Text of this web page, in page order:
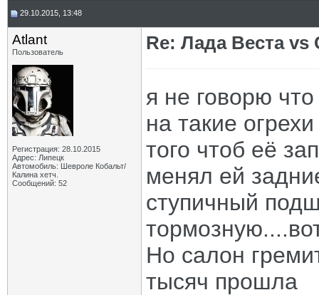
29.10.2015, 13:48
Atlant
Пользователь
Регистрация: 28.10.2015
Адрес: Липецк
Автомобиль: Шевроле Кобальт/
Калина хетч.
Сообщений: 52
Re: Лада Веста vs
я не говорю
на такие
того чтоб её
менял ей
ступичный
Но салон
тысяч прошла